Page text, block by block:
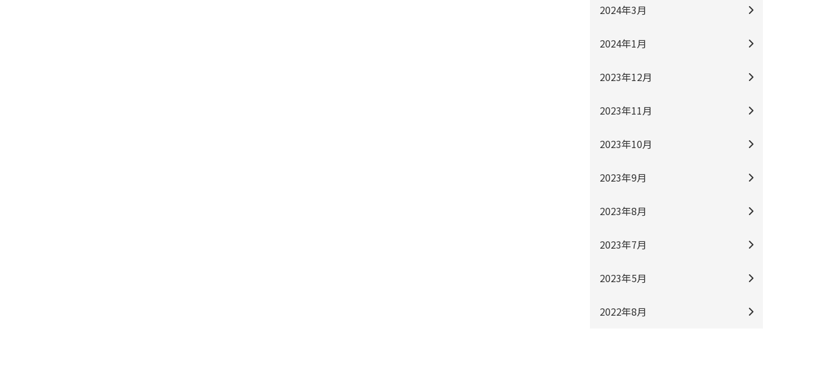
2024年3月
2024年1月
2023年12月
2023年11月
2023年10月
2023年9月
2023年8月
2023年7月
2023年5月
2022年8月